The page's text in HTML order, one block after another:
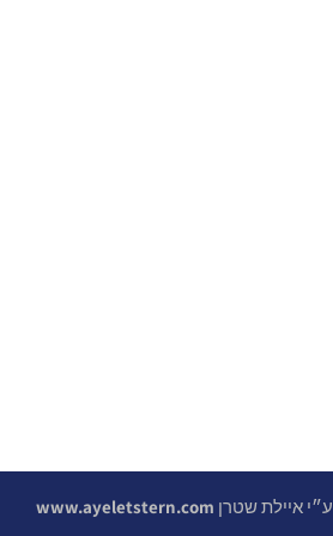
איילת שטרן www.ayeletstern.com